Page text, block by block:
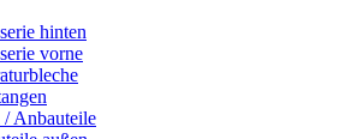
hinten
vorne
/ Anbauteile